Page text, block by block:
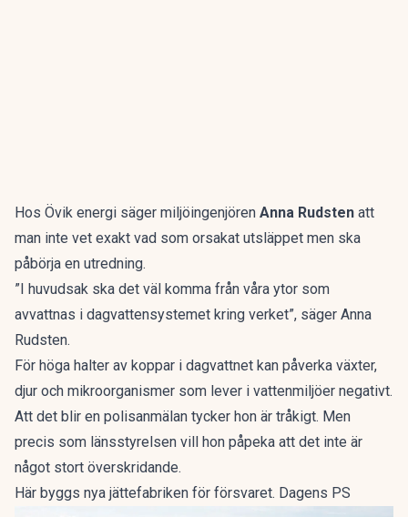
Hos Övik energi säger miljöingenjören Anna Rudsten att
man inte vet exakt vad som orsakat utsläppet men ska
påbörja en utredning.
”I huvudsak ska det väl komma från våra ytor som
avvattnas i dagvattensystemet kring verket”, säger Anna
Rudsten.
För höga halter av koppar i dagvattnet kan påverka växter,
djur och mikroorganismer som lever i vattenmiljöer negativt.
Att det blir en polisanmälan tycker hon är tråkigt. Men
precis som länsstyrelsen vill hon påpeka att det inte är
något stort överskridande.
Här byggs nya jättefabriken för försvaret. Dagens PS